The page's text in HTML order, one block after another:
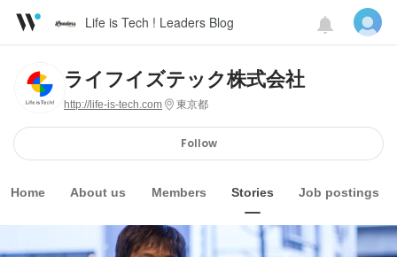
Life is Tech ! Leaders Blog
ライフイズテック株式会社
http://life-is-tech.com 東京都
Follow
Home About us Members Stories Job postings